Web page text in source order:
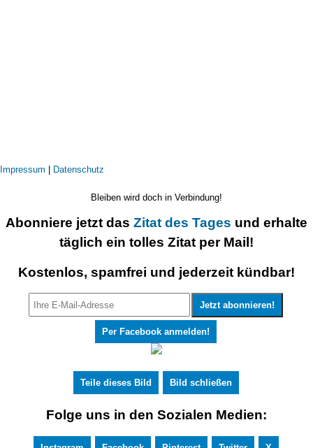
Impressum Datenschutz
Bleiben wird doch in Verbindung!
Abonniere jetzt das Zitat des Tages und erhalte
täglich ein tolles Zitat per Mail!
Kostenlos, spamfrei und jederzeit kündbar!
Per Facebook anmelden!
Teile dieses Bild Bild schließen
Folge uns in den Sozialen Medien: